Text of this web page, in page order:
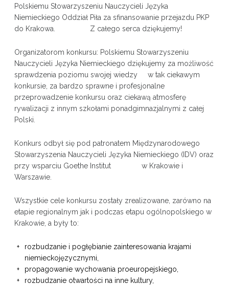
Polskiemu Stowarzyszeniu Nauczycieli Języka
Niemieckiego Oddział Piła za sfinansowanie przejazdu PKP
do Krakowa. Z całego serca dziękujemy!
Organizatorom konkursu: Polskiemu Stowarzyszeniu
Nauczycieli Języka Niemieckiego dziękujemy za możliwość
sprawdzenia poziomu swojej wiedzy w tak ciekawym
konkursie, za bardzo sprawne i profesjonalne
przeprowadzenie konkursu oraz ciekawą atmosferę
rywalizacji z innym szkołami ponadgimnazjalnymi z całej
Polski.
Konkurs odbył się pod patronatem Międzynarodowego
Stowarzyszenia Nauczycieli Języka Niemieckiego (IDV) oraz
przy wsparciu Goethe Institut w Krakowie i
Warszawie.
Wszystkie cele konkursu zostały zrealizowane, zarówno na
etapie regionalnym jak i podczas etapu ogólnopolskiego w
Krakowie, a były to:
rozbudzanie i pogłębianie zainteresowania krajami
niemieckojęzycznymi,
propagowanie wychowania proeuropejskiego,
rozbudzanie otwartości na inne kultury,